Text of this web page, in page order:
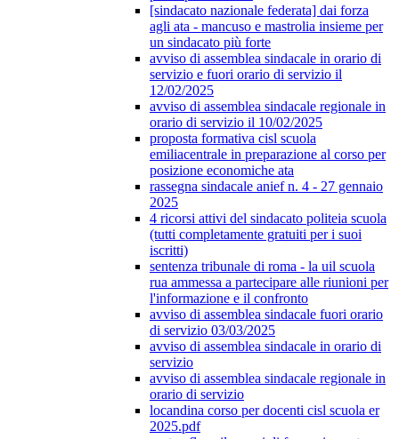
[sindacato nazionale federata] dai forza
agli ata - mancuso e mastrolia insieme per
un sindacato più forte
avviso di assemblea sindacale in orario di
servizio e fuori orario di servizio il
12/02/2025
avviso di assemblea sindacale regionale in
orario di servizio il 10/02/2025
proposta formativa cisl scuola
emiliacentrale in preparazione al corso per
posizione economiche ata
rassegna sindacale anief n. 4 - 27 gennaio
2025
4 ricorsi attivi del sindacato politeia scuola
(tutti completamente gratuiti per i suoi
iscritti)
sentenza tribunale di roma - la uil scuola
rua ammessa a partecipare alle riunioni per
l'informazione e il confronto
avviso di assemblea sindacale fuori orario
di servizio 03/03/2025
avviso di assemblea sindacale in orario di
servizio
avviso di assemblea sindacale regionale in
orario di servizio
locandina corso per docenti cisl scuola er
2025.pdf